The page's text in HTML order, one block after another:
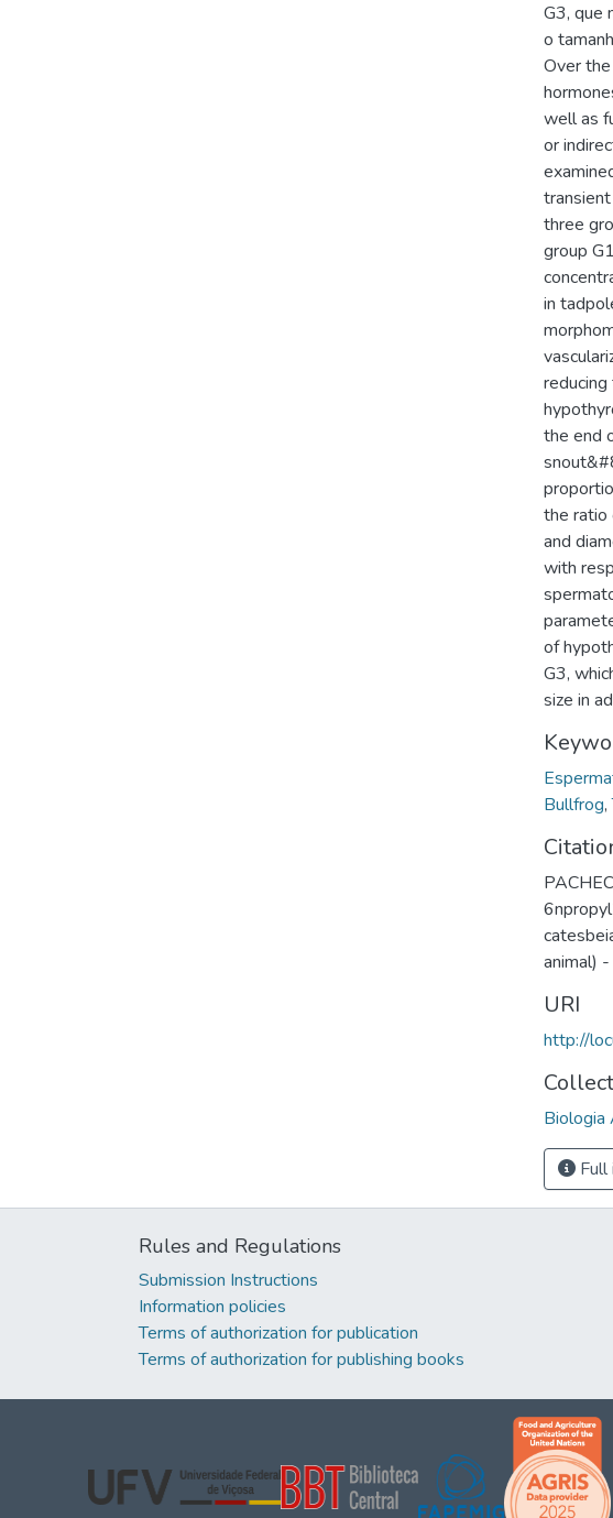
G3, que
o
Over
well as
or
three
group
in
the end
the ratio
and
with
of
G3,
size in
Bullfrog,
animal)
URI
http://
Biologia
Full
Rules and Regulations
Submission Instructions
Information policies
Terms of authorization for publication
Terms of authorization for publishing books